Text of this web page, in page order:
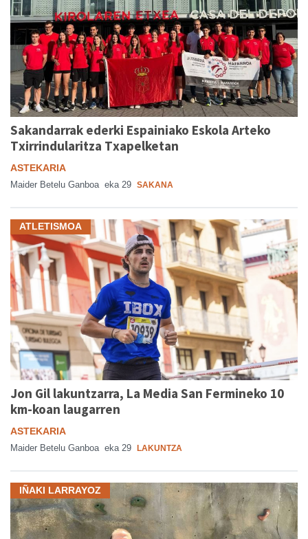
Sakandarrak ederki Espainiako Eskola Arteko
Txirrindularitza Txapelketan
ASTEKARIA
Maider Betelu Ganboa eka 29 SAKANA
ATLETISMOA
Jon Gil lakuntzarra, La Media San Fermineko 10
km-koan laugarren
ASTEKARIA
Maider Betelu Ganboa eka 29 LAKUNTZA
IÑAKI LARRAYOZ